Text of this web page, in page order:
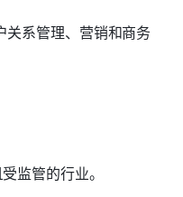
关系管理、营销和商务
监管的行业。